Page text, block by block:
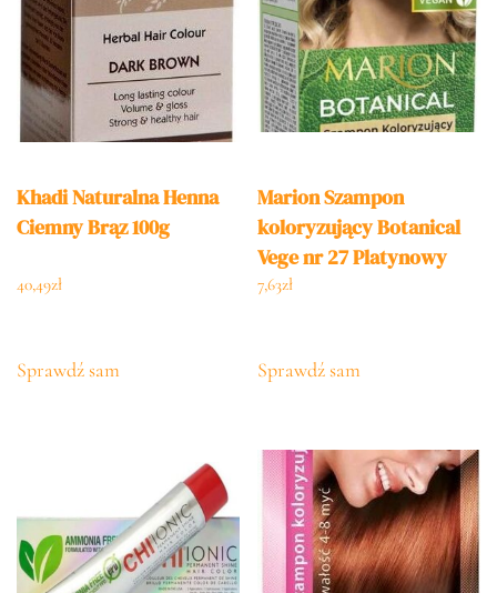
Khadi Naturalna Henna
Ciemny Brąz 100g
40,49zł
Sprawdź sam
Marion Szampon
koloryzujący Botanical
Vege nr 27 Platynowy
Blond 1op.
7,63zł
Sprawdź sam